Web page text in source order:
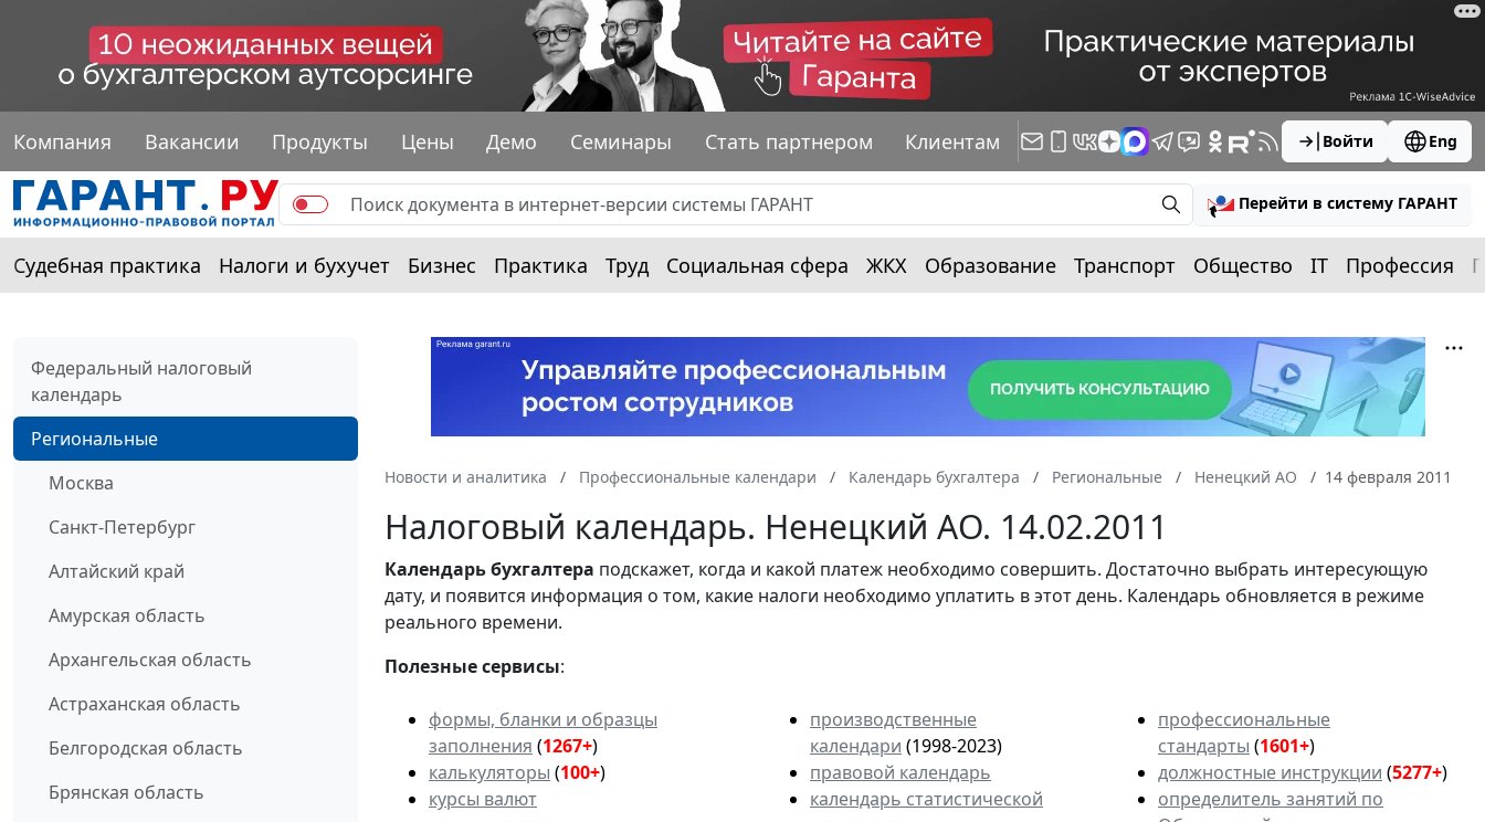
Компания Вакансии Продукты Цены Демо Семинары Стать партнером Клиентам Войти Eng
Перейти в систему ГАРАНТ
Судебная практика Налоги и бухучет Бизнес Практика Труд Социальная сфера ЖКХ Образование Транспорт Общество IT Профессия
Федеральный налоговый
календарь
Региональные
Москва
Санкт-Петербург
Алтайский край
Амурская область
Архангельская область
Астраханская область
Белгородская область
Брянская область
Новости и аналитика Профессиональные календари Календарь бухгалтера Региональные Ненецкий АО 14 февраля 2011
Налоговый календарь. Ненецкий АО. 14.02.2011
Календарьбухгалтера подскажет, когда и какой платеж необходимо совершить. Достаточно выбрать интересующую
дату, и появится информация о том, какие налоги необходимо уплатить в этот день. Календарь обновляется в режиме
реального времени.
Полезные сервисы:
формы, бланки и образцы
заполнения (1267+)
калькуляторы (100+)
курсы валют
производственные
календари (1998-2023)
правовой календарь
календарь статистической
профессиональные
стандарты (1601+)
должностные инструкции (5277+)
определитель занятий по